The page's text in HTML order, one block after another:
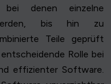
bei denen einzelne
bis hin zu
Teile geprüft
Rolle bei
effizienter Software.